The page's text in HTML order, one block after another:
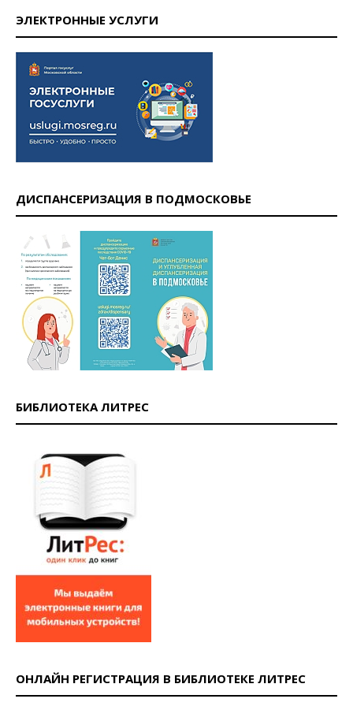
ЭЛЕКТРОННЫЕ УСЛУГИ
ДИСПАНСЕРИЗАЦИЯ В ПОДМОСКОВЬЕ
БИБЛИОТЕКА ЛИТРЕС
ОНЛАЙН РЕГИСТРАЦИЯ В БИБЛИОТЕКЕ ЛИТРЕС